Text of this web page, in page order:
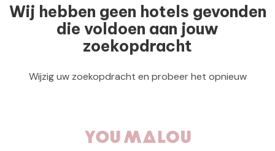
Wij hebben geen hotels gevonden
die voldoen aan jouw
zoekopdracht
Wijzig uw zoekopdracht en probeer het opnieuw